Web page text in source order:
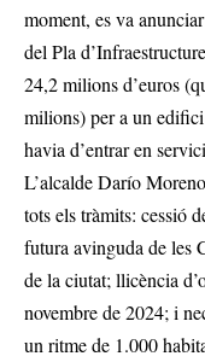
moment, es va
del Pla
24,2 milions d’euros
milions) per a un
havia d’entrar en
L’alcalde Darío
tots els tràmits: cessió
futura avinguda de les
de la ciutat; llicència
novembre de 2024; i
un ritme de 1.000